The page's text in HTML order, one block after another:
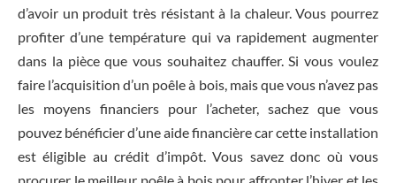
d’avoir un produit très résistant à la chaleur. Vous pourrez
profiter d’une température qui va rapidement augmenter
dans la pièce que vous souhaitez chauffer. Si vous voulez
faire l’acquisition d’un poêle à bois, mais que vous n’avez pas
les moyens financiers pour l’acheter, sachez que vous
pouvez bénéficier d’une aide financière car cette installation
est éligible au crédit d’impôt. Vous savez donc où vous